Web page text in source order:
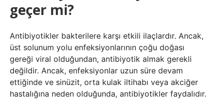
geçer mi?
Antibiyotikler bakterilere karşı etkili ilaçlardır. Ancak,
üst solunum yolu enfeksiyonlarının çoğu doğası
gereği viral olduğundan, antibiyotik almak gerekli
değildir. Ancak, enfeksiyonlar uzun süre devam
ettiğinde ve sinüzit, orta kulak iltihabı veya akciğer
hastalığına neden olduğunda, antibiyotikler faydalıdır.